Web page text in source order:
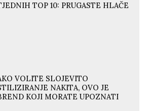
TOP 10: PRUGASTE HLAČE
VOLITE SLOJEVITO
NAKITA, OVO JE
KOJI MORATE UPOZNATI